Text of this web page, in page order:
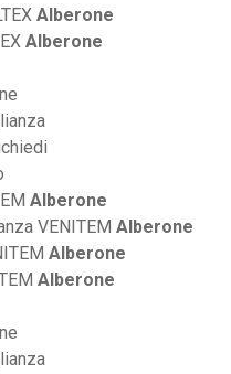
Alberone
Alberone
Alberone
VENITEM Alberone
Alberone
Alberone